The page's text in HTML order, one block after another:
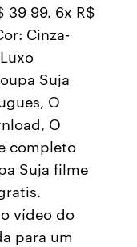
39 99. 6x R$
Cinza-
Suja
O
O
completo
Suja filme
vídeo do
para um